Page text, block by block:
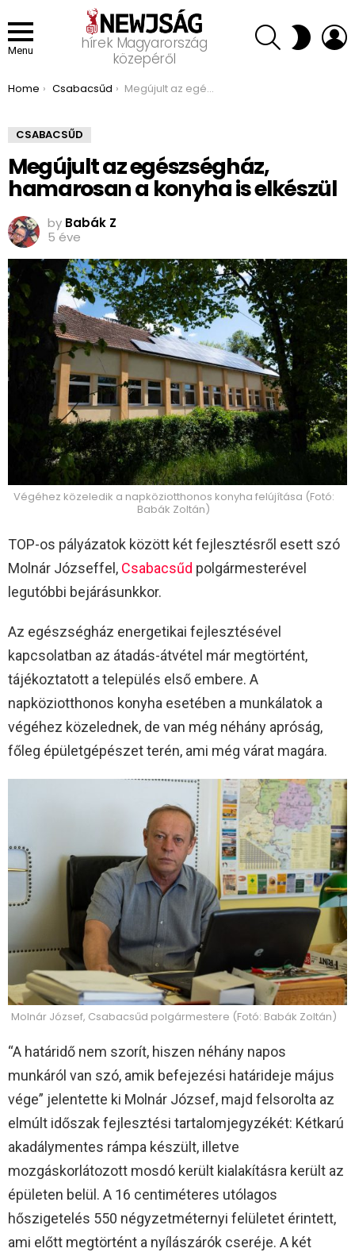
Menu
hírek Magyarország
közepéről
SEARCH SWITCH
SKIN
You are here:
Home Csabacsűd Megújult az egészségház, hamarosan a konyha is elkészül
CSABACSŰD
Megújult az egészségház,
hamarosan a konyha is elkészül
by Babák Z
5 éve
Végéhez közeledik a napköziotthonos konyha felújítása (Fotó:
Babák Zoltán)
TOP-os pályázatok között két fejlesztésről esett szó
Molnár Józseffel, Csabacsűd polgármesterével
legutóbbi bejárásunkkor.
Az egészségház energetikai fejlesztésével
kapcsolatban az átadás-átvétel már megtörtént,
tájékoztatott a település első embere. A
napköziotthonos konyha esetében a munkálatok a
végéhez közelednek, de van még néhány apróság,
főleg épületgépészet terén, ami még várat magára.
Molnár József, Csabacsűd polgármestere (Fotó: Babák Zoltán)
“A határidő nem szorít, hiszen néhány napos
munkáról van szó, amik befejezési határideje május
vége” jelentette ki Molnár József, majd felsorolta az
elmúlt időszak fejlesztési tartalomjegyzékét: Kétkarú
akadálymentes rámpa készült, illetve
mozgáskorlátozott mosdó került kialakításra került az
épületen belül. A 16 centiméteres utólagos
hőszigetelés 550 négyzetméternyi felületet érintett,
ami előtt megtörtént a nyílászárók cseréje. A két